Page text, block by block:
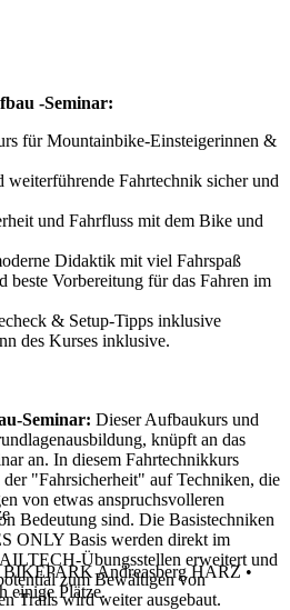
-Seminar:
für Mountainbike-Einsteigerinnen &
Fahrtechnik sicher und
und Fahrfluss mit dem Bike und
Didaktik mit viel Fahrspaß
beste Vorbereitung für das Fahren im
& Setup-Tipps inklusive
des Kurses inklusive.
Seminar: Dieser Aufbaukurs und
knüpft an das
an. In diesem Fahrtechnikkurs
"Fahrsicherheit" auf Techniken, die
von etwas anspruchsvolleren
Bedeutung sind. Die Basistechniken
ONLY Basis werden direkt im
Übungsstellen erweitert und
zum Bewältigen von
Trails wird weiter ausgebaut.
BIKEPARK Andreasberg HARZ•
einige Plätze.